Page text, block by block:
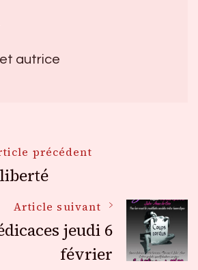
autrice
précédent
Article suivant
jeudi 6
février